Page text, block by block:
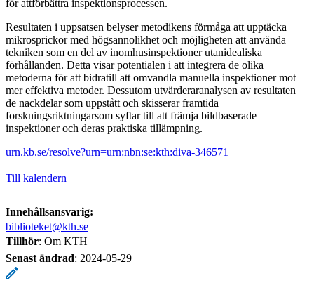
för attförbättra inspektionsprocessen.
Resultaten i uppsatsen belyser metodikens förmåga att upptäcka
mikrosprickor med högsannolikhet och möjligheten att använda
tekniken som en del av inomhusinspektioner utanidealiska
förhållanden. Detta visar potentialen i att integrera de olika
metoderna för att bidratill att omvandla manuella inspektioner mot
mer effektiva metoder. Dessutom utvärderaranalysen av resultaten
de nackdelar som uppstått och skisserar framtida
forskningsriktningarsom syftar till att främja bildbaserade
inspektioner och deras praktiska tillämpning.
urn.kb.se/resolve?urn=urn:nbn:se:kth:diva-346571
Till kalendern
Innehållsansvarig:
biblioteket@kth.se
Tillhör: Om KTH
Senast ändrad: 2024-05-29